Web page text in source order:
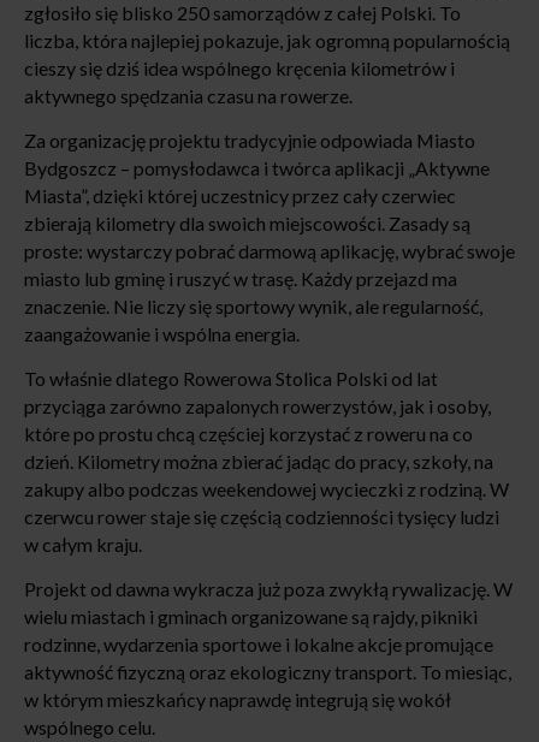
zgłosiło się blisko 250 samorządów z całej Polski. To
liczba, która najlepiej pokazuje, jak ogromną popularnością
cieszy się dziś idea wspólnego kręcenia kilometrów i
aktywnego spędzania czasu na rowerze.
Za organizację projektu tradycyjnie odpowiada Miasto
Bydgoszcz – pomysłodawca i twórca aplikacji „Aktywne
Miasta”, dzięki której uczestnicy przez cały czerwiec
zbierają kilometry dla swoich miejscowości. Zasady są
proste: wystarczy pobrać darmową aplikację, wybrać swoje
miasto lub gminę i ruszyć w trasę. Każdy przejazd ma
znaczenie. Nie liczy się sportowy wynik, ale regularność,
zaangażowanie i wspólna energia.
To właśnie dlatego Rowerowa Stolica Polski od lat
przyciąga zarówno zapalonych rowerzystów, jak i osoby,
które po prostu chcą częściej korzystać z roweru na co
dzień. Kilometry można zbierać jadąc do pracy, szkoły, na
zakupy albo podczas weekendowej wycieczki z rodziną. W
czerwcu rower staje się częścią codzienności tysięcy ludzi
w całym kraju.
Projekt od dawna wykracza już poza zwykłą rywalizację. W
wielu miastach i gminach organizowane są rajdy, pikniki
rodzinne, wydarzenia sportowe i lokalne akcje promujące
aktywność fizyczną oraz ekologiczny transport. To miesiąc,
w którym mieszkańcy naprawdę integrują się wokół
wspólnego celu.